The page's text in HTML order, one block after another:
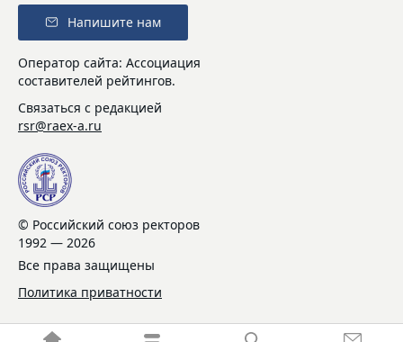
Напишите нам
Оператор сайта: Ассоциация
составителей рейтингов.
Связаться с редакцией
rsr@raex-a.ru
© Российский союз ректоров
1992 — 2026
Все права защищены
Политика приватности